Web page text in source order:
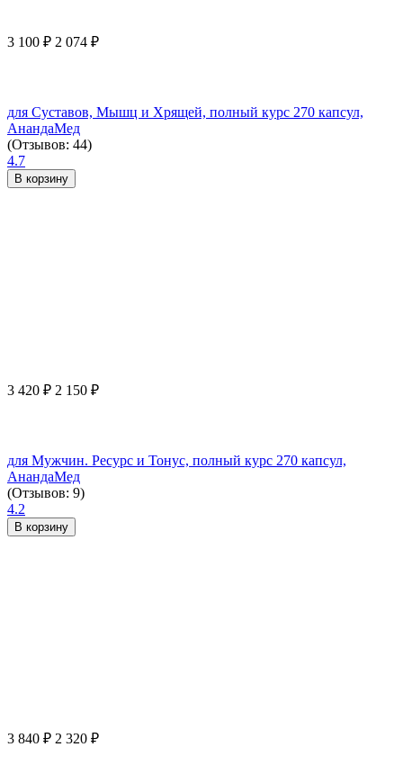
3 100 ₽ 2 074 ₽
для Суставов, Мышц и Хрящей, полный курс 270 капсул,
АнандаМед
(Отзывов: 44)
4.7
В корзину
3 420 ₽ 2 150 ₽
для Мужчин. Ресурс и Тонус, полный курс 270 капсул,
АнандаМед
(Отзывов: 9)
4.2
В корзину
3 840 ₽ 2 320 ₽